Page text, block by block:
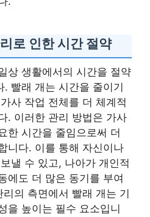
로 인한 시간 절약
상 생활에서의 시간을 절약
빨래 개는 시간을 줄이기
사 작업 전체를 더 체계적
. 이러한 관리 방법은 가사
한 시간을 줄임으로써 더
니다. 이를 통해 자신이나
낼 수 있고, 나아가 개인적
에도 더 많은 동기를 부여
의 측면에서 빨래 개는 기
을 높이는 필수 요소입니